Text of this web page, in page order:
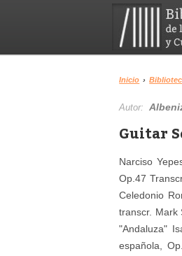
Inicio ›
Autor:
Guitar
Narciso
Op.47
Celedonio
transcr. Mark
"Andaluza"
española,